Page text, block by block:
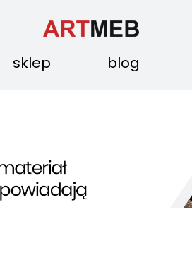
sklep blog